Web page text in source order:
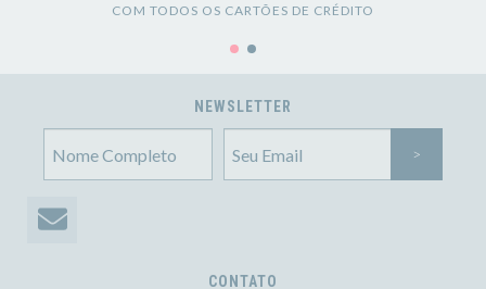
COM TODOS OS CARTÕES DE CRÉDITO
NEWSLETTER
CONTATO